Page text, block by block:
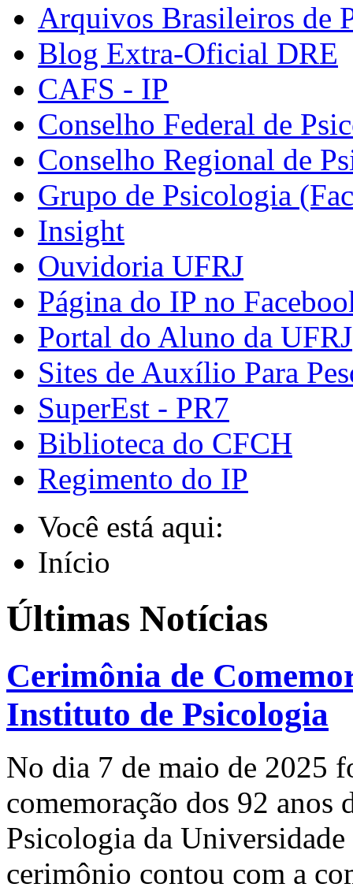
Arquivos Brasileiros de
Blog Extra-Oficial DRE
CAFS - IP
Conselho Federal de
Conselho Regional de
Grupo de Psicologia
Insight
Ouvidoria UFRJ
Página do IP no
Portal do Aluno da UFRJ
Sites de Auxílio Para
SuperEst - PR7
Biblioteca do CFCH
Regimento do IP
Você está aqui:
Início
Últimas Notícias
Cerimônia de
Instituto de Psicologia
No dia 7 de maio de 2025
comemoração dos 92
Psicologia da
cerimônio contou com a